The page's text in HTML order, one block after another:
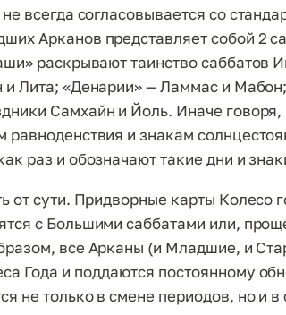
всегда согласовывается со
Арканов представляет собой 2
раскрывают таинство саббатов
Лита; «Денарии» — Ламмас и
Самхайн и Йоль. Иначе
равноденствия и знакам
раз и обозначают такие дни и
от сути. Придворные карты Колесо
с Большими саббатами или,
все Арканы (и Младшие, и
Года и поддаются постоянному
не только в смене периодов, но и